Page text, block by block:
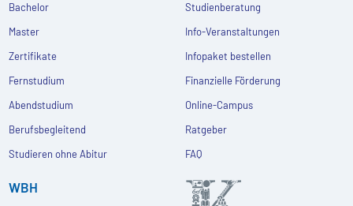
Bachelor
Master
Zertifikate
Fernstudium
Abendstudium
Berufsbegleitend
Studieren ohne Abitur
Studienberatung
Info-Veranstaltungen
Infopaket bestellen
Finanzielle Förderung
Online-Campus
Ratgeber
FAQ
WBH